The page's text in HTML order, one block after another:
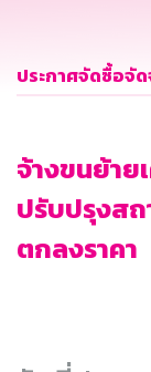
ประกาศจัดซื้อจั
จ้างขนย้าย
ปรับปรุงสถ
ตกลงราคา